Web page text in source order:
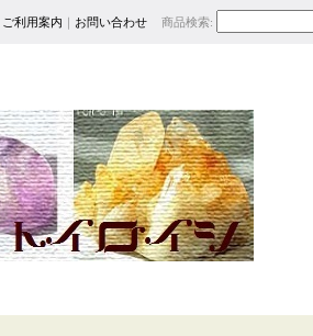
ご利用案内 ｜ お問い合わせ 商品検索: